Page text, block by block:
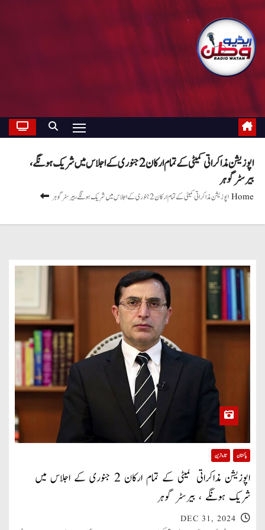
اپوزیشن مذاکراتی کمیٹی کے تمام ارکان 2 جنوری کے اجلاس میں شریک ہونگے ،
بیرسٹر گوہر
Homeاپوزیشن مذاکراتی کمیٹی کے تمام ارکان 2 جنوری کے اجلاس میں شریک ہونگے ، بیرسٹر گوہر
پاکستان تازہ ترین
اپوزیشن مذاکراتی کمیٹی کے تمام ارکان 2 جنوری کے اجلاس میں
شریک ہونگے ، بیرسٹر گوہر
DEC 31, 2024